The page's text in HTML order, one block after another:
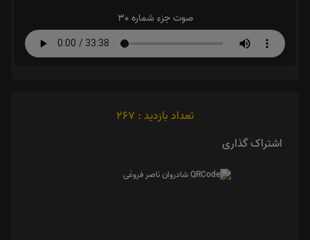
صوت جزء شماره 30
تعداد بازدید : 267
اشتراک گذاری